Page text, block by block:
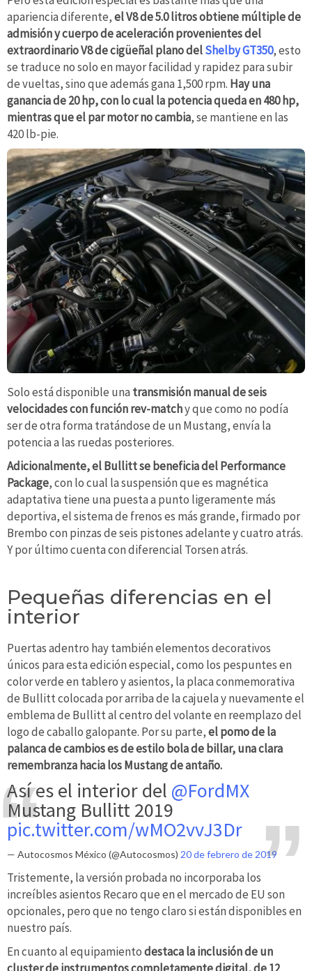
apariencia diferente,el V8 de 5.0 litros obtiene múltiple de
admisión y cuerpo de aceleración provenientes del
extraordinario V8 de cigüeñal plano delShelby GT350, esto
se traduce no solo en mayor facilidad y rapidez para subir
de vueltas, sino que además gana 1,500 rpm. Hay una
ganancia de 20 hp, con lo cual la potencia queda en 480 hp,
mientras que el par motor no cambia, se mantiene en las
420 lb-pie.
Solo está disponible una transmisión manual de seis
velocidades con función rev-matchy que como no podía
ser de otra forma tratándose de un Mustang, envía la
potencia a las ruedas posteriores.
Adicionalmente, el Bullitt se beneficia del Performance
Package, con lo cual la suspensión que es magnética
adaptativa tiene una puesta a punto ligeramente más
deportiva, el sistema de frenos es más grande, firmado por
Brembo con pinzas de seis pistones adelante y cuatro atrás.
Y por último cuenta con diferencial Torsen atrás.
Pequeñas diferencias en el
interior
Puertas adentro hay también elementos decorativos
únicos para esta edición especial, como los pespuntes en
color verde en tablero y asientos, la placa conmemorativa
de Bullitt colocada por arriba de la cajuela y nuevamente el
emblema de Bullitt al centro del volante en reemplazo del
logo de caballo galopante. Por su parte,el pomo de la
palanca de cambios es de estilo bola de billar, una clara
remembranza hacia los Mustang de antaño.
Así es el interior del @FordMX
Mustang Bullitt 2019
pic.twitter.com/wMO2vvJ3Dr
— Autocosmos México (@Autocosmos) 20 de febrero de 2019
Tristemente, la versión probada no incorporaba los
increíbles asientos Recaro que en el mercado de EU son
opcionales, pero que no tengo claro si están disponibles en
nuestro país.
En cuanto al equipamientodestaca la inclusión de un